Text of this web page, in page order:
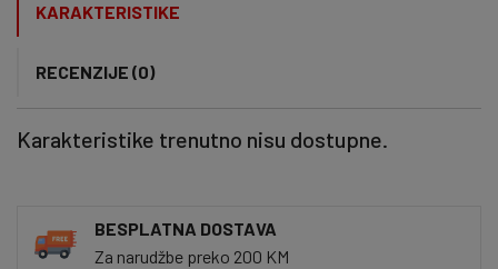
KARAKTERISTIKE
RECENZIJE (0)
Karakteristike trenutno nisu dostupne.
BESPLATNA DOSTAVA
Za narudžbe preko 200 KM